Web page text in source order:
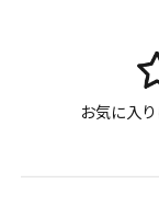
お気に入